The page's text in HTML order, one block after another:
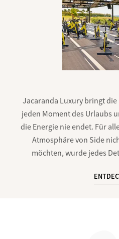
Jacaranda Luxury bringt
jeden Moment des Urlaubs
die Energie nie endet. Für
Atmosphäre von Side
möchten, wurde jedes